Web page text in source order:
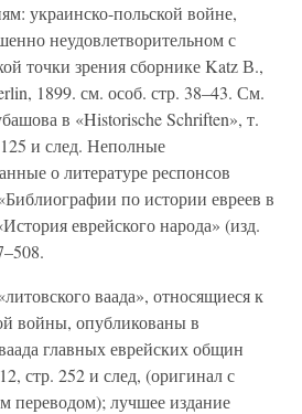
украинско-польской войне,
неудовлетворительном с
точки зрения сборнике Katz В.,
1899. см. особ. стр. 38–43. См.
в «Historische Schriften», т.
и след. Неполные
о литературе респонсов
по истории евреев в
еврейского народа» (изд.
ваада», относящиеся к
войны, опубликованы в
главных еврейских общин
стр. 252 и след, (оригинал с
переводом); лучшее издание